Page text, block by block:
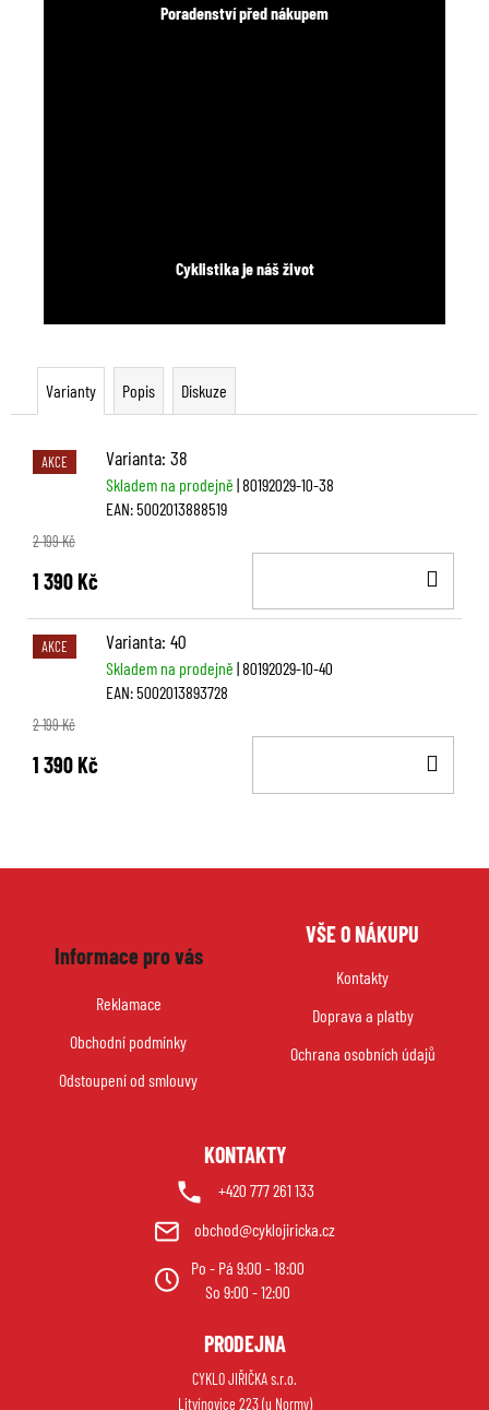
Poradenství před nákupem
Cyklistika je náš život
Varianty Popis Diskuze
AKCE Varianta: 38
Skladem na prodejně | 80192029-10-38
EAN:5002013888519
2 199 Kč
1 390 Kč
AKCE Varianta: 40
Skladem na prodejně | 80192029-10-40
EAN:5002013893728
2 199 Kč
1 390 Kč
Informace pro vás
Reklamace
Obchodní podmínky
Odstoupení od smlouvy
VŠE O NÁKUPU
Kontakty
Doprava a platby
Ochrana osobních údajů
KONTAKTY
+420 777 261 133
obchod@cyklojiricka.cz
Po - Pá 9:00 - 18:00
So 9:00 - 12:00
PRODEJNA
CYKLO JIŘIČKA s.r.o.
Litvínovice 223 (u Normy)